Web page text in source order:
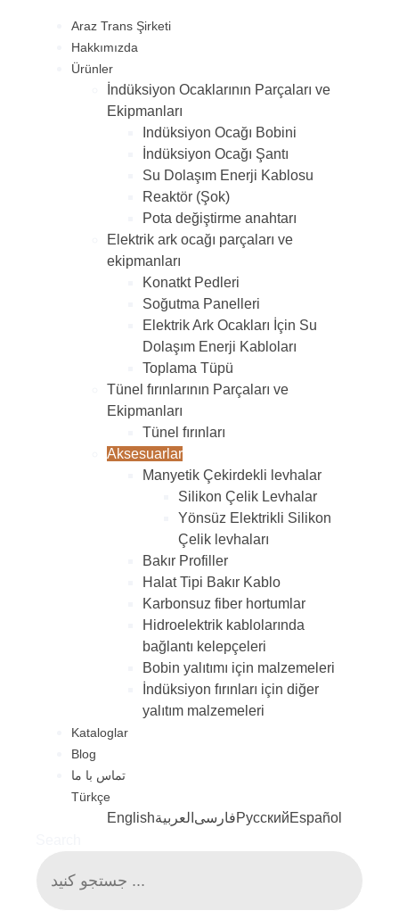
Araz Trans Şirketi
Hakkımızda
Ürünler
İndüksiyon Ocaklarının Parçaları ve
Ekipmanları
Indüksiyon Ocağı Bobini
İndüksiyon Ocağı Şantı
Su Dolaşım Enerji Kablosu
Reaktör (Şok)
Pota değiştirme anahtarı
Elektrik ark ocağı parçaları ve
ekipmanları
Konatkt Pedleri
Soğutma Panelleri
Elektrik Ark Ocakları İçin Su
Dolaşım Enerji Kabloları
Toplama Tüpü
Tünel fırınlarının Parçaları ve
Ekipmanları
Tünel fırınları
Aksesuarlar
Manyetik Çekirdekli levhalar
Silikon Çelik Levhalar
Yönsüz Elektrikli Silikon
Çelik levhaları
Bakır Profiller
Halat Tipi Bakır Kablo
Karbonsuz fiber hortumlar
Hidroelektrik kablolarında
bağlantı kelepçeleri
Bobin yalıtımı için malzemeleri
İndüksiyon fırınları için diğer
yalıtım malzemeleri
Kataloglar
Blog
تماس با ما
Türkçe
English فارسی العربية РусскийEspañol